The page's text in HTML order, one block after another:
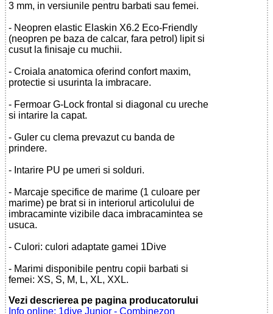
3 mm, in versiunile pentru barbati sau femei.
- Neopren elastic Elaskin X6.2 Eco-Friendly
(neopren pe baza de calcar, fara petrol) lipit si
cusut la finisaje cu muchii.
- Croiala anatomica oferind confort maxim,
protectie si usurinta la imbracare.
- Fermoar G-Lock frontal si diagonal cu ureche
si intarire la capat.
- Guler cu clema prevazut cu banda de
prindere.
- Intarire PU pe umeri si solduri.
- Marcaje specifice de marime (1 culoare per
marime) pe brat si in interiorul articolului de
imbracaminte vizibile daca imbracamintea se
usuca.
- Culori: culori adaptate gamei 1Dive
- Marimi disponibile pentru copii barbati si
femei: XS, S, M, L, XL, XXL.
Vezi descrierea pe pagina producatorului
Info online: 1dive Junior - Combinezon